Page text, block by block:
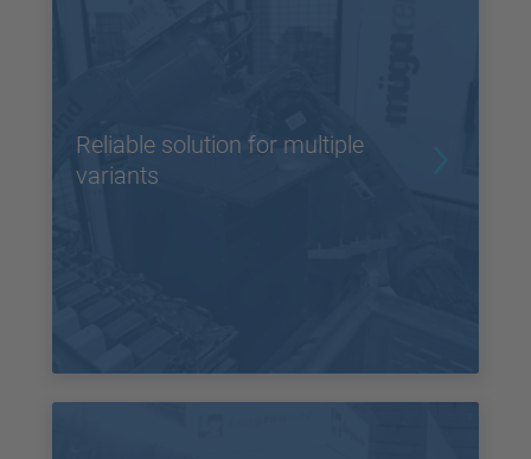
Reliable solution for multiple
variants